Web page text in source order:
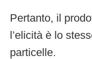
Pertanto, il
l’elicità è lo
particelle.